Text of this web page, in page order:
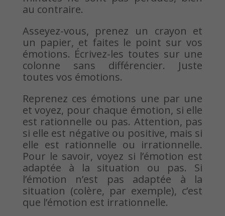
au contraire.
Asseyez-vous, prenez un crayon et
un papier, et faites le point sur vos
émotions. Écrivez-les toutes sur une
colonne sans différencier. Juste
toutes vos émotions.
Reprenez ces émotions une par une
et voyez, pour chaque émotion, si elle
est rationnelle ou pas. Attention, pas
si elle est négative ou positive, mais si
elle est rationnelle ou irrationnelle.
Pour le savoir, voyez si l’émotion est
adaptée à la situation ou pas. Si
l’émotion n’est pas adaptée à la
situation (colère, par exemple), c’est
que l’émotion est irrationnelle.